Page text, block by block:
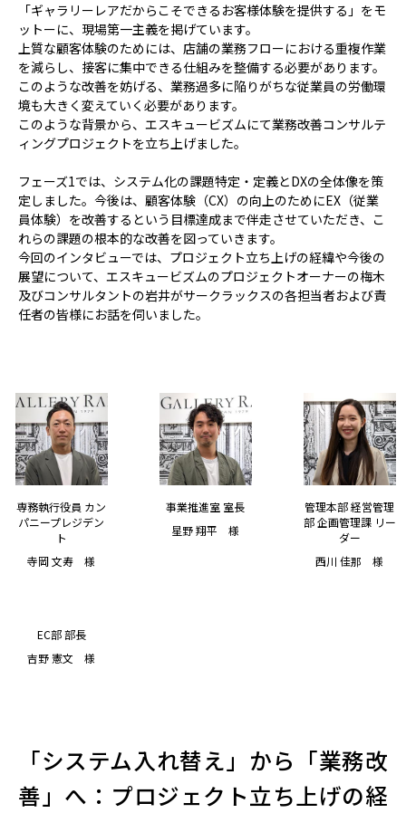
お問い合わせ
「ギャラリーレアだからこそできるお客様体験を提供する」をモ
ットーに、現場第一主義を掲げています。
上質な顧客体験のためには、店舗の業務フローにおける重複作業
を減らし、接客に集中できる仕組みを整備する必要があります。
このような改善を妨げる、業務過多に陥りがちな従業員の労働環
境も大きく変えていく必要があります。
このような背景から、エスキュービズムにて業務改善コンサルテ
ィングプロジェクトを立ち上げました。
フェーズ1では、システム化の課題特定・定義とDXの全体像を策
定しました。今後は、顧客体験（CX）の向上のためにEX（従業
員体験）を改善するという目標達成まで伴走させていただき、こ
れらの課題の根本的な改善を図っていきます。
今回のインタビューでは、プロジェクト立ち上げの経緯や今後の
展望について、エスキュービズムのプロジェクトオーナーの梅木
及びコンサルタントの岩井がサークラックスの各担当者および責
任者の皆様にお話を伺いました。
専務執行役員 カン
パニープレジデン
ト
寺岡 文寿 様
事業推進室 室長
星野 翔平 様
管理本部 経営管理
部 企画管理課 リー
ダー
西川 佳那 様
EC部 部長
吉野 憲文 様
「システム入れ替え」から「業務改
善」へ：プロジェクト立ち上げの経